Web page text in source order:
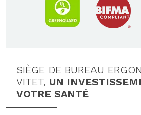
SIÈGE DE BUREAU
VITET, UN
VOTRE SANTÉ